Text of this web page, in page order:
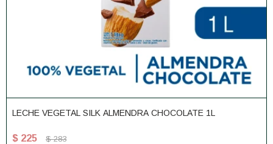
LECHE VEGETAL SILK ALMENDRA CHOCOLATE 1L
$ 225 $ 283